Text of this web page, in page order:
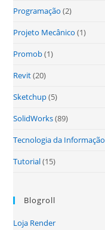
Programação (2)
Projeto Mecânico (1)
Promob(1)
Revit(20)
Sketchup(5)
SolidWorks(89)
Tecnologia da Informação
Tutorial(15)
Blogroll
Loja Render